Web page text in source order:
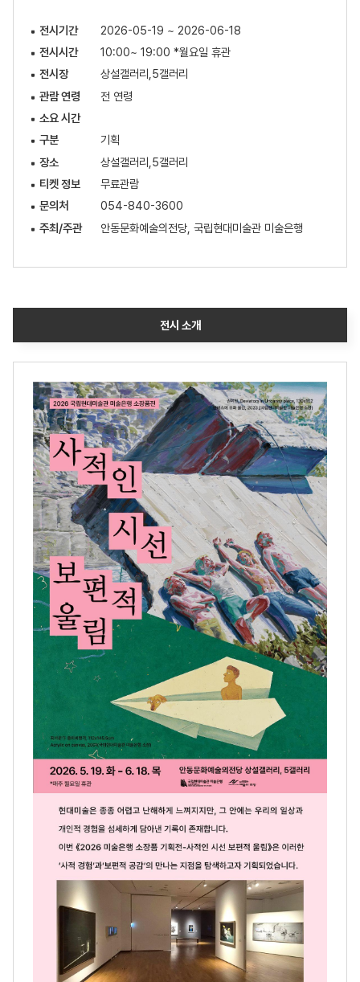
전시기간
2026-05-19 ~ 2026-06-18
전시시간
10:00~ 19:00 *월요일 휴관
전시장
상설갤러리,5갤러리
관람 연령
전 연령
소요 시간
구분
기획
장소
상설갤러리,5갤러리
티켓 정보
무료관람
문의처
054-840-3600
주최/주관
안동문화예술의전당, 국립현대미술관 미술은행
전시 소개